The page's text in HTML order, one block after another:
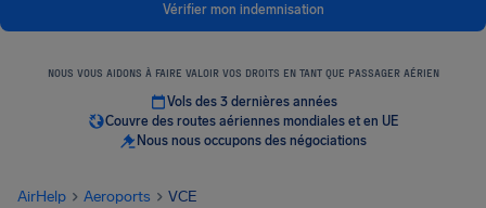
Vérifier mon indemnisation
NOUS VOUS AIDONS À FAIRE VALOIR VOS DROITS EN TANT QUE PASSAGER AÉRIEN
Vols des 3 dernières années
Couvre des routes aériennes mondiales et en UE
Nous nous occupons des négociations
AirHelp Aeroports VCE